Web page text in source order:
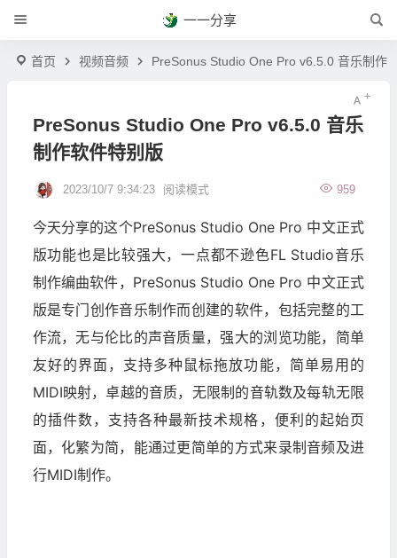
一一分享
首页 视频音频 PreSonus Studio One Pro v6.5.0 音乐制作
PreSonus Studio One Pro v6.5.0 音乐
制作软件特别版
2023/10/7 9:34:23 959
阅读模式
今天分享的这个PreSonus Studio One Pro 中文正式
版功能也是比较强大，一点都不逊色FL Studio音乐
制作编曲软件，PreSonus Studio One Pro 中文正式
版是专门创作音乐制作而创建的软件，包括完整的工
作流，无与伦比的声音质量，强大的浏览功能，简单
友好的界面，支持多种鼠标拖放功能，简单易用的
MIDI映射，卓越的音质，无限制的音轨数及每轨无限
的插件数，支持各种最新技术规格，便利的起始页
面，化繁为简，能通过更简单的方式来录制音频及进
行MIDI制作。